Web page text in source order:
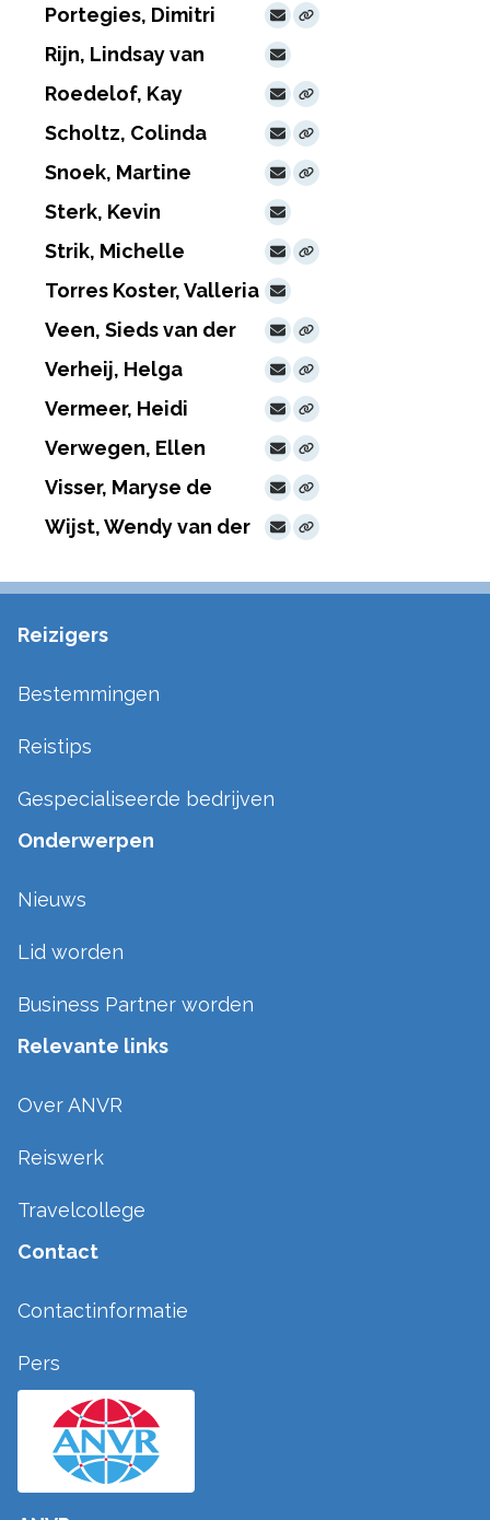
Portegies, Dimitri
Rijn, Lindsay van
Roedelof, Kay
Scholtz, Colinda
Snoek, Martine
Sterk, Kevin
Strik, Michelle
Torres Koster, Valleria
Veen, Sieds van der
Verheij, Helga
Vermeer, Heidi
Verwegen, Ellen
Visser, Maryse de
Wijst, Wendy van der
Reizigers
Bestemmingen
Reistips
Gespecialiseerde bedrijven
Onderwerpen
Nieuws
Lid worden
Business Partner worden
Relevante links
Over ANVR
Reiswerk
Travelcollege
Contact
Contactinformatie
Pers